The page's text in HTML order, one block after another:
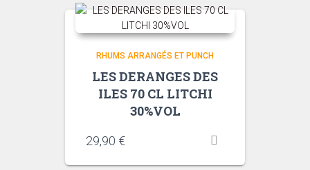
RHUMS ARRANGÉS ET PUNCH
LES DERANGES DES
ILES 70 CL LITCHI
30%VOL
29,90 €